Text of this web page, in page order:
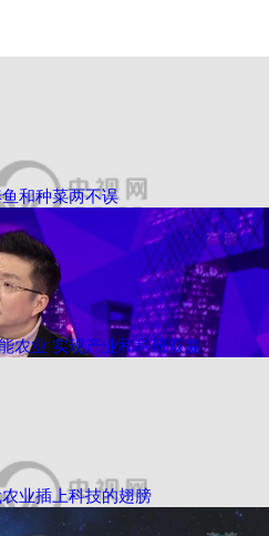
和种菜两不误
农业 实现产业和科研双赢
业插上科技的翅膀